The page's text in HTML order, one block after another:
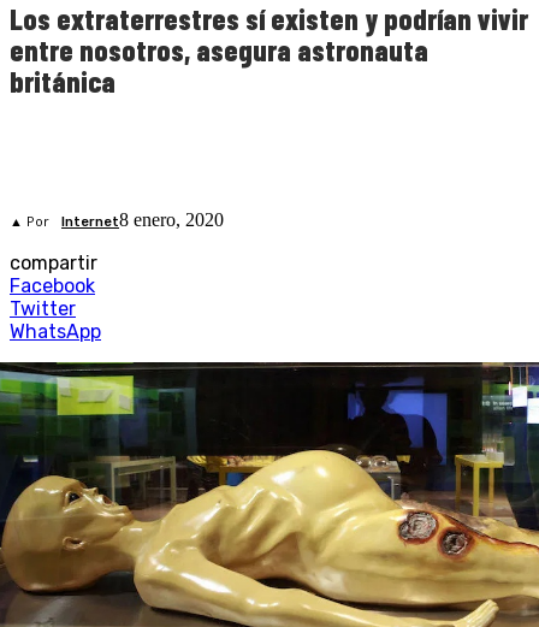
Los extraterrestres sí existen y podrían vivir
entre nosotros, asegura astronauta
británica
▲ Por Internet8 enero, 2020
compartir
Facebook
Twitter
WhatsApp